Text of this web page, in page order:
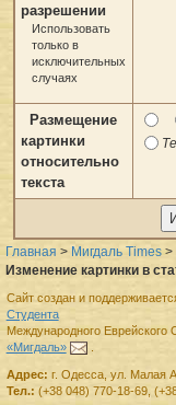
разрешении
Использовать
только в
исключительных
случаях
Размещение
картинки
относительно
текста
Главная > Мигдаль Times >
Изменение картинки в
Сайт создан и
Студента
Международного Еврейского
«Мигдаль»
Адрес: г. Одесса, ул. Малая
Тел.: (+38 048) 770-18-69,